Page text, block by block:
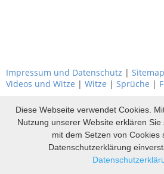
Impressum und Datenschutz | Sitemap
Videos und Witze | Witze | Sprüche |
Diese Webseite verwendet Cookies.
Nutzung unserer Website erklären Sie
mit dem Setzen von Cookies
Datenschutzerklärung